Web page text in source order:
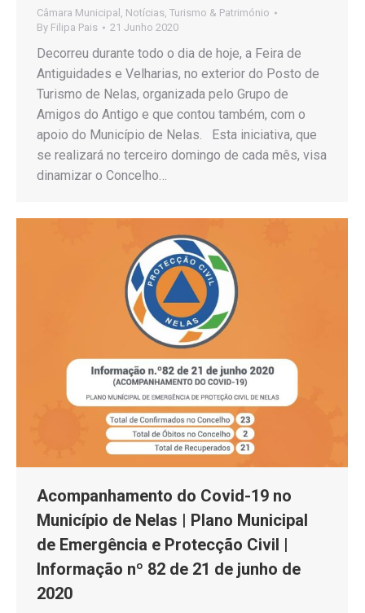
Câmara Municipal , Notícias, Turismo & Património
By Filipa Pais 21 Junho 2020
Decorreu durante todo o dia de hoje, a Feira de
Antiguidades e Velharias, no exterior do Posto de
Turismo de Nelas, organizada pelo Grupo de
Amigos do Antigo e que contou também, com o
apoio do Município de Nelas. Esta iniciativa, que
se realizará no terceiro domingo de cada mês, visa
dinamizar o Concelho…
Acompanhamento do Covid-19 no
Município de Nelas | Plano Municipal
de Emergência e Protecção Civil |
Informação nº 82 de 21 de junho de
2020